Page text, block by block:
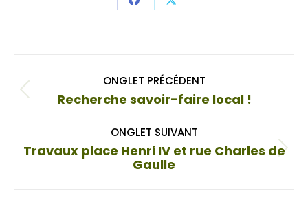
Share Share
de
ONGLET PRÉCÉDENT
Onglet
Recherche savoir-faire local !
ONGLET SUIVANT
Onglet
suivant
Travaux place Henri IV et rue Charles de
Gaulle